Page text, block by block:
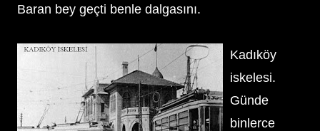
Baran bey geçti benle dalgasını.
Kadıköy
iskelesi.
Günde
binlerce